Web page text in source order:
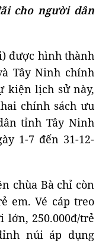
cho người dân
được hình thành
Tây Ninh chính
kiện lịch sử này,
chính sách ưu
tỉnh Tây Ninh
1-7 đến 31-12-
chùa Bà chỉ còn
em. Vé cáp treo
lớn, 250.000đ/trẻ
núi áp dụng